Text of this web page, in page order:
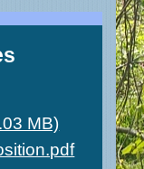
MB)